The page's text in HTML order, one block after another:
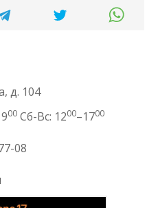
д. 104
00 Сб-Вс: 1200–1700
08